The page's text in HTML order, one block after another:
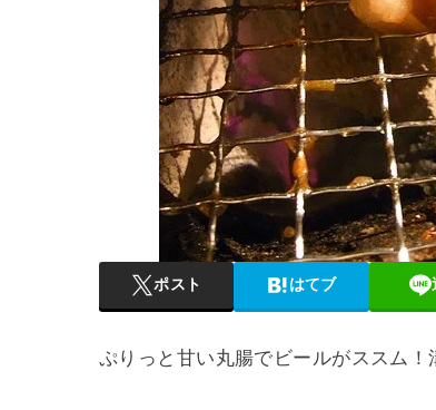
ポスト はてブ
ぷりっと甘い丸腸でビールがススム！